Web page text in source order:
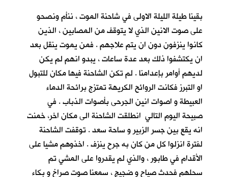
بقينا طيلة الليلة الاولى في شاحنة الموت ، ننأم ونصحو
على صوت الانين الذي لا يتوقف من المصابين ، الذين
كانوا ينزفون دون ان يتم علاجهم . فمن يموت ينقل بعد
ان يكتشفوا ذلك بعد عدة ساعات ، يبدو انهم لم يكن
لديهم أوامر بإعدامنا . لم تكن الشاحنة فيها مكان للتبول
او التبرز فكانت الروائح الكريهة تمتزج برائحة الدماء
العبيطة و اصوات انين الجرحى بأصوات الذباب . في
صبيحة اليوم التالي انطلقت الشاحنة الى مكان اخر، خمنت
انه يقع بين جسر الزبير و ساحة سعد . توقفت الشاحنة
لفترة انزلوا كل من كان به جرح ينزف . اخذوهم مشيا على
الأقدام في طابور ، والذي لم يقدروا على المشي تم
سحلهم فحدث صياح و ضجيج ، سمعنا صوت صراخ و بكاء